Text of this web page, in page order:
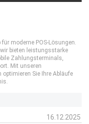
moderne POS-Lösungen.
bieten leistungsstarke
Zahlungsterminals,
Mit unseren
Sie Ihre Abläufe
16.12.2025